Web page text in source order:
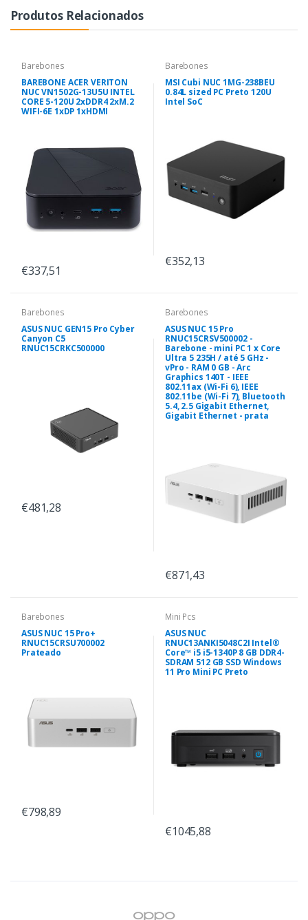
Produtos Relacionados
Barebones
BAREBONE ACER VERITON
NUC VN1502G-13U5U INTEL
CORE 5-120U 2xDDR4 2xM.2
WIFI-6E 1xDP 1xHDMI
€337,51
Barebones
MSI Cubi NUC 1MG-238BEU
0.84L sized PC Preto 120U
Intel SoC
€352,13
Barebones
ASUS NUC GEN15 Pro Cyber
Canyon C5
RNUC15CRKC500000
€481,28
Barebones
ASUS NUC 15 Pro
RNUC15CRSV500002 -
Barebone - mini PC 1 x Core
Ultra 5 235H / até 5 GHz -
vPro - RAM 0 GB - Arc
Graphics 140T - IEEE
802.11ax (Wi-Fi 6), IEEE
802.11be (Wi-Fi 7), Bluetooth
5.4, 2.5 Gigabit Ethernet,
Gigabit Ethernet - prata
€871,43
Barebones
ASUS NUC 15 Pro+
RNUC15CRSU700002
Prateado
€798,89
Mini Pcs
ASUS NUC
RNUC13ANKI5048C2I Intel®
Core™ i5 i5-1340P 8 GB DDR4-
SDRAM 512 GB SSD Windows
11 Pro Mini PC Preto
€1045,88